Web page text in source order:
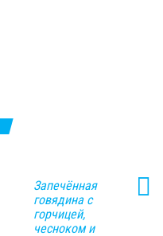
Запечённая
говядина с
горчицей,
чесноком и